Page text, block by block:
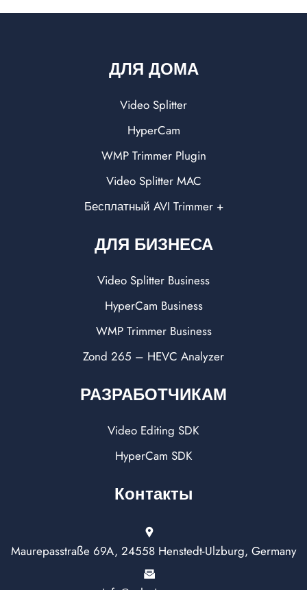
ДЛЯ ДОМА
Video Splitter
HyperCam
WMP Trimmer Plugin
Video Splitter MAC
Бесплатный AVI Trimmer +
ДЛЯ БИЗНЕСА
Video Splitter Business
HyperCam Business
WMP Trimmer Business
Zond 265 – HEVC Analyzer
РАЗРАБОТЧИКАМ
Video Editing SDK
HyperCam SDK
Контакты
Maurepasstraße 69A, 24558 Henstedt-Ulzburg, Germany